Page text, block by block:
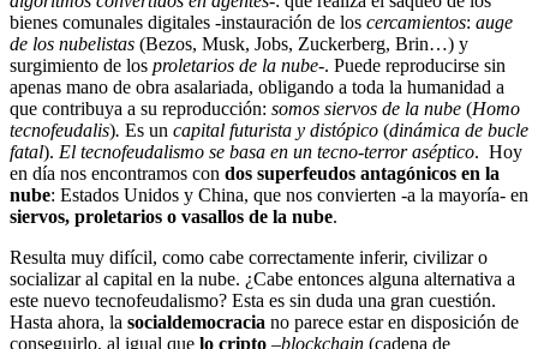
bienes comunales digitales -instauración de los cercamientos: auge
de los nubelistas (Bezos, Musk, Jobs, Zuckerberg, Brin…) y
surgimiento de los proletarios de la nube-. Puede reproducirse sin
apenas mano de obra asalariada, obligando a toda la humanidad a
que contribuya a su reproducción: somos siervos de la nube (Homo
tecnofeudalis). Es un capital futurista y distópico (dinámica de bucle
fatal). El tecnofeudalismo se basa en un tecno-terror aséptico. Hoy
en día nos encontramos con dos superfeudos antagónicos en la
nube: Estados Unidos y China, que nos convierten -a la mayoría- en
siervos, proletarios o vasallos de la nube.
Resulta muy difícil, como cabe correctamente inferir, civilizar o
socializar al capital en la nube. ¿Cabe entonces alguna alternativa a
este nuevo tecnofeudalismo? Esta es sin duda una gran cuestión.
Hasta ahora, la socialdemocracia no parece estar en disposición de
conseguirlo, al igual que lo cripto –blockchain (cadena de